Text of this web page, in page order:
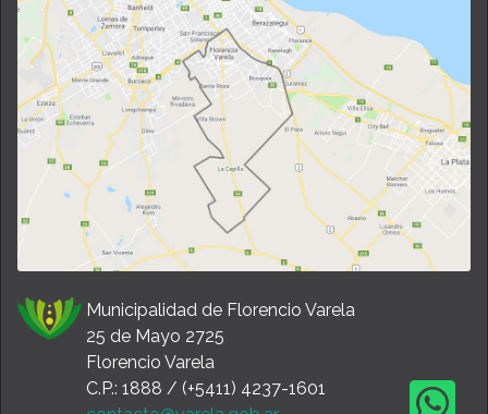
Municipalidad de Florencio Varela
25 de Mayo 2725
Florencio Varela
C.P.: 1888 / (+5411) 4237-1601